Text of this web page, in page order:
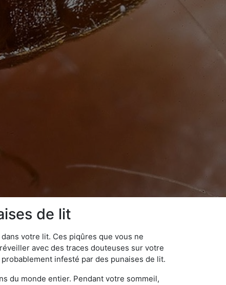
de lit
votre lit. Ces piqûres que vous ne
avec des traces douteuses sur votre
infesté par des punaises de lit.
du monde entier. Pendant votre sommeil,